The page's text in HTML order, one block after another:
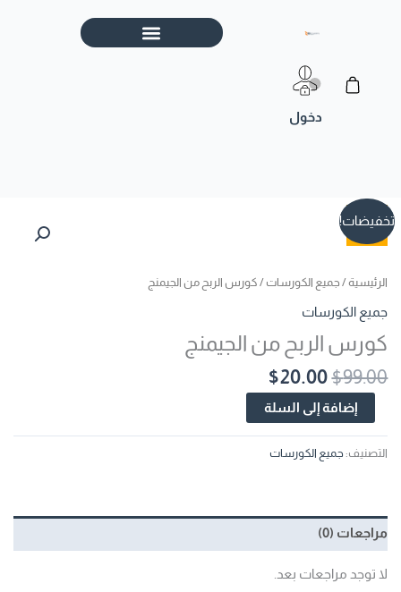
Cart
تخفيضات!
الرئيسية/ جميع الكورسات / كورس الربح من الجيمنج
جميع الكورسات
كورس الربح من الجيمنج
$99.00
$99.00.
$20.00
$20.00.
كمية
كورس
من
إضافة إلى السلة
التصنيف: جميع الكورسات
مراجعات (0)
لا توجد مراجعات بعد.